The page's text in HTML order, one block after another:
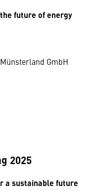
future of energy
GmbH
2025
a sustainable future